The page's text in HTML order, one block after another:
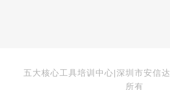
五大核心工具培训中心|深圳市安信
所有